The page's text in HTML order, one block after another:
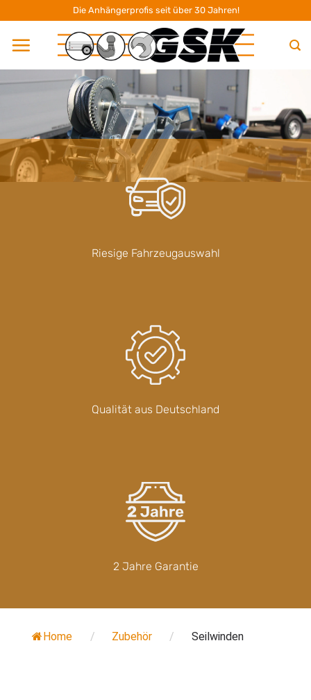
Inhalt
springen
Die Anhängerprofis seit über 30 Jahren!
Riesige Fahrzeugauswahl
Qualität aus Deutschland
2 Jahre Garantie
Home / Zubehör / Seilwinden